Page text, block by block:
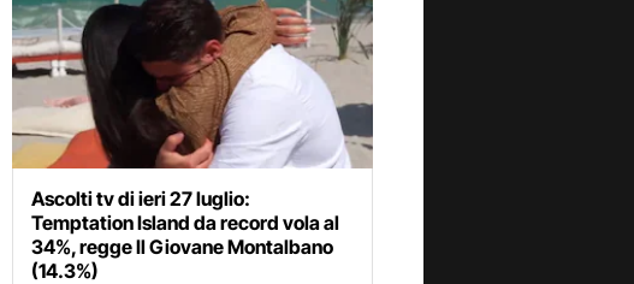
Ascolti tv di ieri 27 luglio:
Temptation Island da record vola al
34%, regge Il Giovane Montalbano
(14.3%)